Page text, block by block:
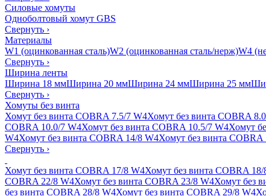
Силовые хомуты
Одноболтовый хомут GBS
Свернуть ›
Материалы
W1 (оцинкованная сталь)W2 (оцинкованная сталь/нерж)W4
Свернуть ›
Ширина ленты
Ширина 18 ммШирина 20 ммШирина 24 ммШирина 25 мм
Свернуть ›
Хомуты без винта
Хомут без винта COBRA 7.5/7 W4Хомут без винта COBRA
COBRA 10.0/7 W4Хомут без винта COBRA 10.5/7 W4Хомут
W4Хомут без винта COBRA 14/8 W4Хомут без винта COBRA
Свернуть ›
Хомут без винта COBRA 17/8 W4Хомут без винта COBRA 18/
COBRA 22/8 W4Хомут без винта COBRA 23/8 W4Хомут без
без винта COBRA 28/8 W4Хомут без винта COBRA 29/8 W4